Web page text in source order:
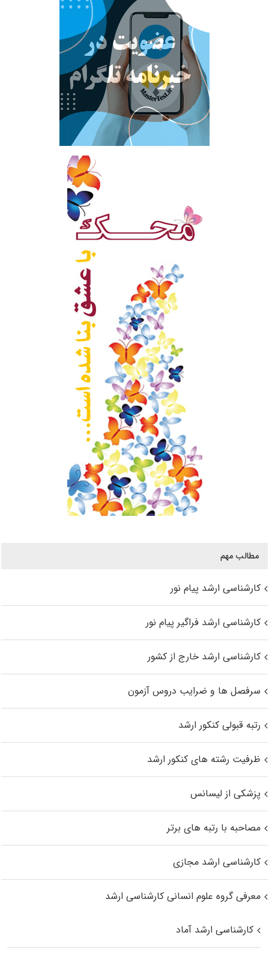
مطالب مهم
کارشناسی ارشد پیام نور
کارشناسی ارشد فراگیر پیام نور
کارشناسی ارشد خارج از کشور
سرفصل ها و ضرایب دروس آزمون
رتبه قبولی کنکور ارشد
ظرفیت رشته های کنکور ارشد
پزشکی از لیسانس
مصاحبه با رتبه های برتر
کارشناسی ارشد مجازی
معرفی گروه علوم انسانی کارشناسی ارشد
کارشناسی ارشد آماد